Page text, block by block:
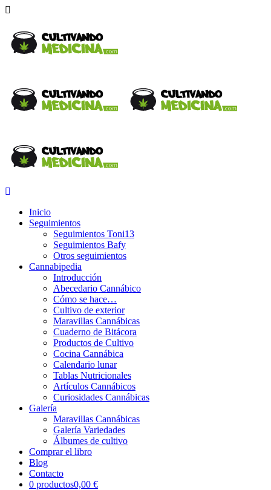
Inicio
Seguimientos
Seguimientos Toni13
Seguimientos Bafy
Otros seguimientos
Cannabipedia
Introducción
Abecedario Cannábico
Cómo se hace…
Cultivo de exterior
Maravillas Cannábicas
Cuaderno de Bitácora
Productos de Cultivo
Cocina Cannábica
Calendario lunar
Tablas Nutricionales
Artículos Cannábicos
Curiosidades Cannábicas
Galería
Maravillas Cannábicas
Galería Variedades
Álbumes de cultivo
Comprar el libro
Blog
Contacto
0 productos0,00 €